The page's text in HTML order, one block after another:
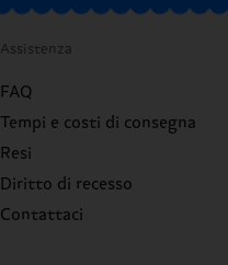
Assistenza
FAQ
Tempi e costi di consegna
Resi
Diritto di recesso
Contattaci